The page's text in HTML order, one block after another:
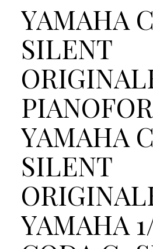
YAMAHA
SILENT
YAMAHA
SILENT
YAMAHA